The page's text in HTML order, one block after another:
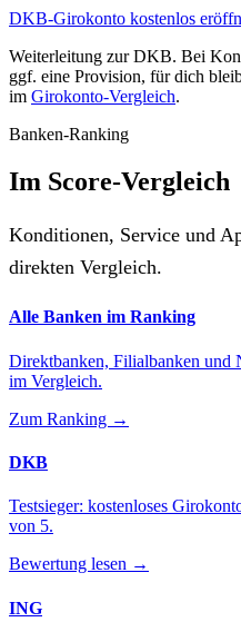
DKB-Girokonto kostenlos
Weiterleitung zur DKB. Bei
ggf. eine Provision, für dich
im Girokonto-Vergleich.
Banken-Ranking
Im Score-Vergleich
Konditionen, Service und
direkten Vergleich.
Alle Banken im Ranking
Direktbanken, Filialbanken und
im Vergleich.
Zum Ranking →
DKB
Testsieger: kostenloses
von 5.
Bewertung lesen →
ING